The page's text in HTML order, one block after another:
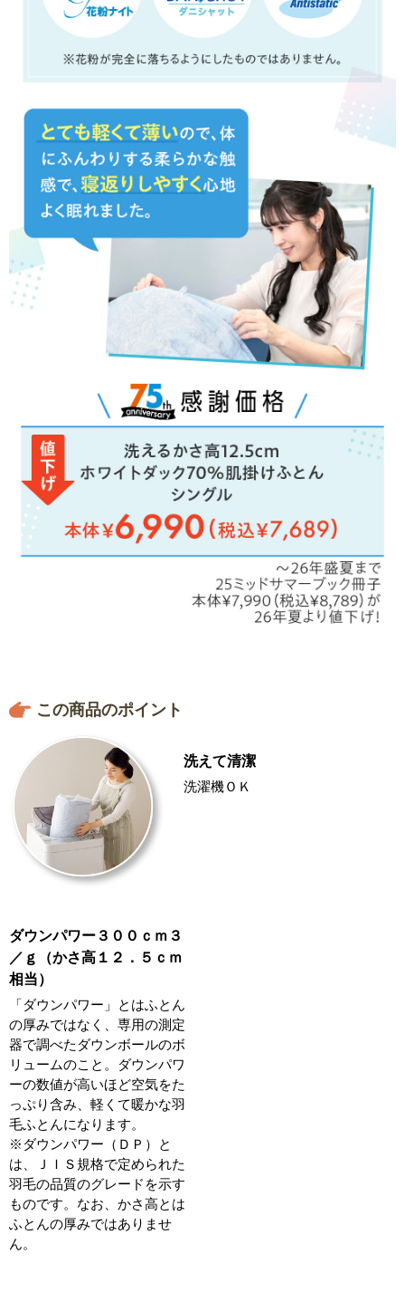
この商品のポイント
洗えて清潔
洗濯機ＯＫ
ダウンパワー３００ｃｍ３
／ｇ（かさ高１２．５ｃｍ
相当）
「ダウンパワー」とはふとん
の厚みではなく、専用の測定
器で調べたダウンボールのボ
リュームのこと。ダウンパワ
ーの数値が高いほど空気をた
っぷり含み、軽くて暖かな羽
毛ふとんになります。
※ダウンパワー（ＤＰ）と
は、ＪＩＳ規格で定められた
羽毛の品質のグレードを示す
ものです。なお、かさ高とは
ふとんの厚みではありませ
ん。